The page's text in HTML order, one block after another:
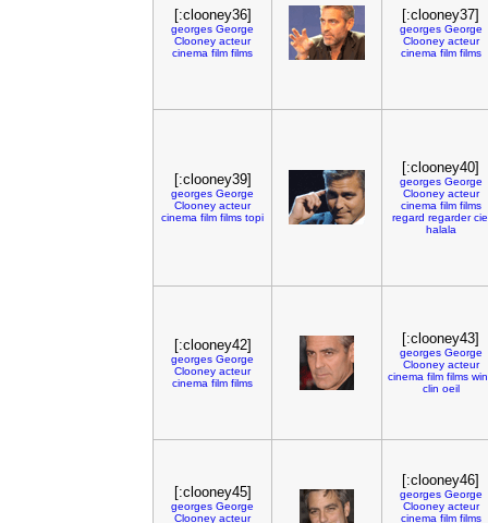
[:clooney36]
georges George
Clooney acteur
cinema film films
[:clooney37]
georges George
Clooney acteur
cinema film films
[:clooney39]
georges George
Clooney acteur
cinema film films topi
[:clooney40]
georges George
Clooney acteur
cinema film films
regard regarder
halala
[:clooney42]
georges George
Clooney acteur
cinema film films
[:clooney43]
georges George
Clooney acteur
cinema film films
clin oeil
[:clooney45]
georges George
Clooney acteur
[:clooney46]
georges George
Clooney acteur
cinema film films